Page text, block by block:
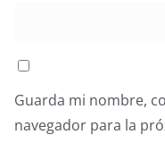
Guarda mi nombre,
navegador para la